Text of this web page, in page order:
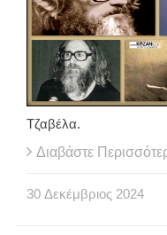
Τζαβέλα.
Διαβάστε
30 Δεκέμβριος 2024